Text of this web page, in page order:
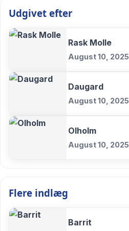
Udgivet efter
Rask Molle
August 10, 2025
Daugard
August 10, 2025
Olholm
August 10, 2025
Flere indlæg
Barrit